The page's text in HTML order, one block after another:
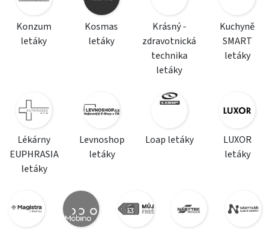
Konzum
letáky
Kosmas
letáky
Krásný -
zdravotnická
technika
letáky
Kuchyně
SMART
letáky
Lékárny
EUPHRASIA
letáky
Levnoshop
letáky
Loap letáky
LUXOR
letáky